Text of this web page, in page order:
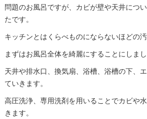
問題のお風呂ですが、カビが壁や天井につ
たです。
キッチンとはくらべものにならないほどの汚
まずはお風呂全体を綺麗にすることにしまし
天井や排水口、換気扇、浴槽、浴槽の下、
ていきます。
高圧洗浄、専用洗剤を用いることでカビや
きます。